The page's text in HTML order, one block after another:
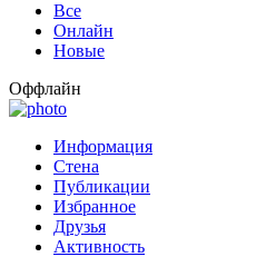
Все
Онлайн
Новые
Оффлайн
Информация
Стена
Публикации
Избранное
Друзья
Активность